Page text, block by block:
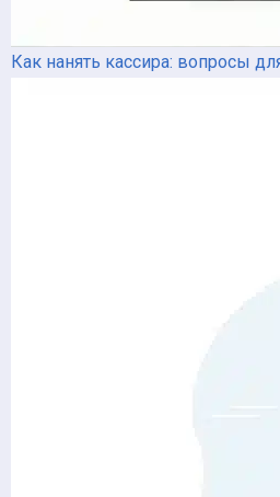
Как нанять кассира: вопросы